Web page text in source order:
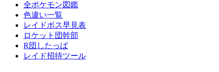
全ポケモン図鑑
色違い一覧
レイドボス早見表
ロケット団幹部
R団したっぱ
レイド招待ツール